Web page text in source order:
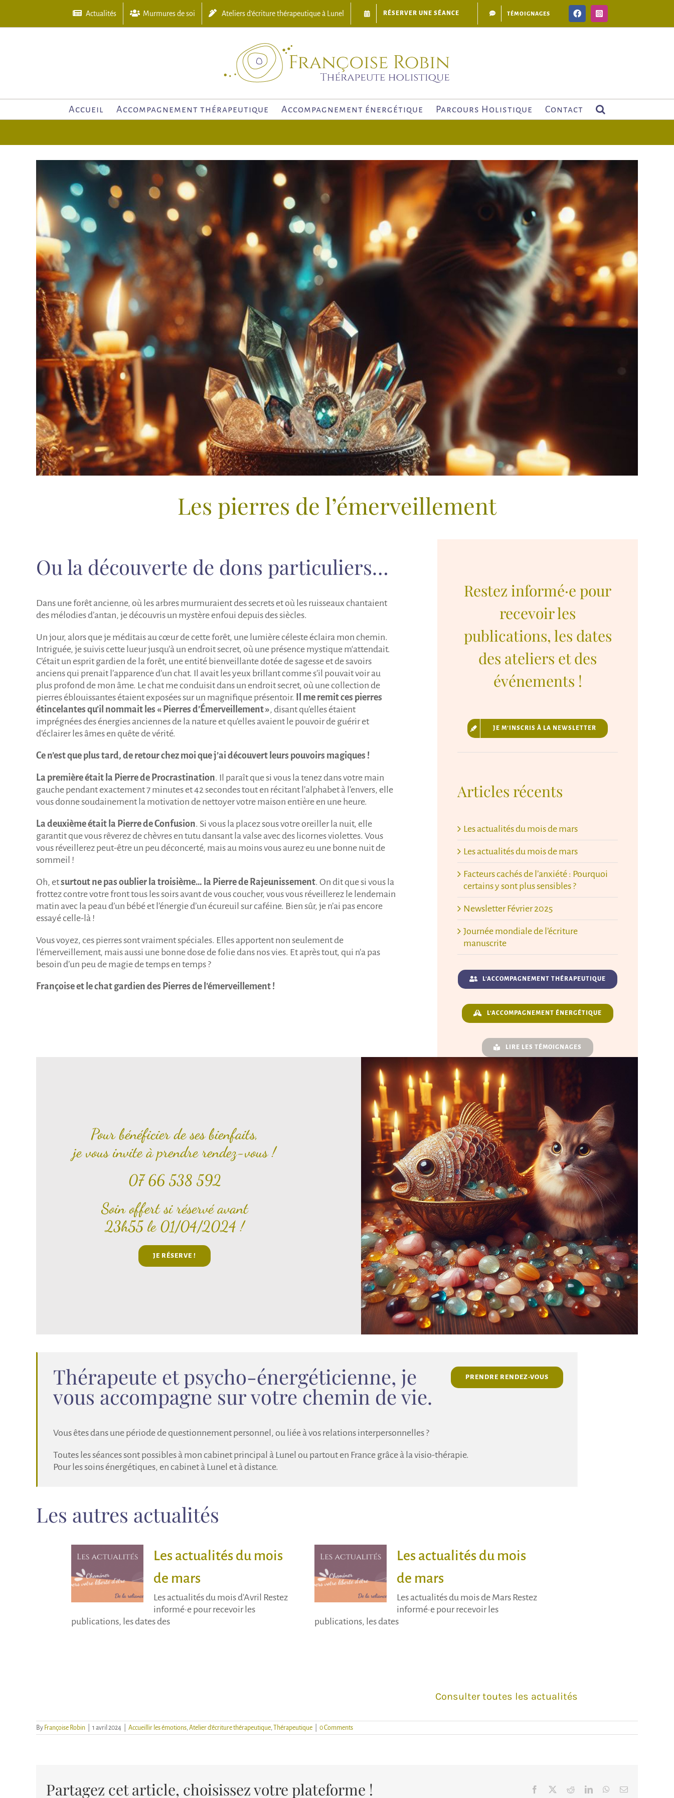
content
Actualités Murmures de soi Ateliers d’écriture thérapeutique à Lunel RÉSERVER UNE SÉANCE TÉMOIGNAGES FacebookInstagram
Accueil Accompagnement thérapeutique Accompagnement énergétique Parcours Holistique Contact
Image
Les pierres de l’émerveillementLes pierres de l’émerveillement
Ou la découverte de dons particuliers…
Dans une forêt ancienne, où les arbres murmuraient des secrets et où les ruisseaux chantaient
des mélodies d’antan, je découvris un mystère enfoui depuis des siècles.
Un jour, alors que je méditais au cœur de cette forêt, une lumière céleste éclaira mon chemin.
Intriguée, je suivis cette lueur jusqu’à un endroit secret, où une présence mystique m‘attendait.
C’était un esprit gardien de la forêt, une entité bienveillante dotée de sagesse et de savoirs
anciens qui prenait l’apparence d’un chat. Il avait les yeux brillant comme s’il pouvait voir au
plus profond de mon âme. Le chat me conduisit dans un endroit secret, où une collection de
pierres éblouissantes étaient exposées sur un magnifique présentoir.
Il me remit ces pierres
étincelantes qu’il nommait l es « Pierres d’Émerveillement », disant qu’elles étaient
imprégnées des énergies anciennes de la nature et qu’elles avaient le pouvoir de guérir et
d’éclairer les âmes en quête de vérité.
Ce n’est que plus tard, de retour chez moi que j’ai découvert leurs pouvoirs magiques !
La première était la Pierre de Procrastination. Il paraît que si vous la tenez dans votre main
gauche pendant exactement 7 minutes et 42 secondes tout en récitant l’alphabet à l’envers, elle
vous donne soudainement la motivation de nettoyer votre maison entière en une heure.
La deuxième était la Pierre de Confusion. Si vous la placez sous votre oreiller la nuit, elle
garantit que vous rêverez de chèvres en tutu dansant la valse avec des licornes violettes. Vous
vous réveillerez peut-être un peu déconcerté, mais au moins vous aurez eu une bonne nuit de
sommeil !
Oh, etsurtout ne pas oublier la troisième… la Pierre de Rajeunissement. On dit que si vous la
frottez contre votre front tous les soirs avant de vous coucher, vous vous réveillerez le lendemain
matin avec la peau d’un bébé et l’énergie d’un écureuil sur caféine. Bien sûr, je n’ai pas encore
essayé celle-là !
Vous voyez, ces pierres sont vraiment spéciales. Elles apportent non seulement de
l’émerveillement, mais aussi une bonne dose de folie dans nos vies. Et après tout, qui n’a pas
besoin d’un peu de magie de temps en temps ?
Françoise et le chat gardien des Pierres de l’émerveillement !
Restez informé·e pour
recevoir les
publications, les dates
des ateliers et des
événements !
JE M’INSCRIS À LA NEWSLETTER
Articles récents
Les actualités du mois de mars
Les actualités du mois de mars
Facteurs cachés de l’anxiété : Pourquoi
certains y sont plus sensibles ?
Newsletter Février 2025
Journée mondiale de l’écriture
manuscrite
L’ACCOMPAGNEMENT THÉRAPEUTIQUE
L’ACCOMPAGNEMENT ÉNERGÉTIQUE
LIRE LES TÉMOIGNAGES
Pour bénéficier de ses bienfaits,
je vous invite à prendre rendez-vous !
07 66 538 592
Soin offert si réservé avant
23h55 le 01/04/2024 !
JE RÉSERVE !
PRENDRE RENDEZ-VOUS
Thérapeute et psycho-énergéticienne, je
vous accompagne sur votre chemin de vie.
Vous êtes dans une période de questionnement personnel, ou liée à vos relations interpersonnelles ?
Toutes les séances sont possibles à mon cabinet principal à Lunel ou partout en France grâce à la visio-thérapie.
Pour les soins énergétiques, en cabinet à Lunel et à distance.
Les autres actualités
Les actualités du mois
de mars
Les actualités du mois d'Avril Restez
informé·e pour recevoir les
publications, les dates des
Les actualités du mois
de mars
Les actualités du mois de Mars Restez
informé·e pour recevoir les
publications, les dates
Consulter toutes les actualités
By Françoise Robin 1 avril 2024 Accueillir les émotions,Atelier d'écriture thérapeutique, Thérapeutique 0 Comments
Partagez cet article, choisissez votre plateforme ! Facebook RedditLinkedInWhatsApp
Email